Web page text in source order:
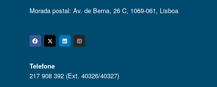
Morada postal: Av. de Berna, 26 C, 1069-061, Lisboa
Facebook
Twitter
Linkedin
Instagram
Telefone
217 908 392 (Ext. 40326/40327)